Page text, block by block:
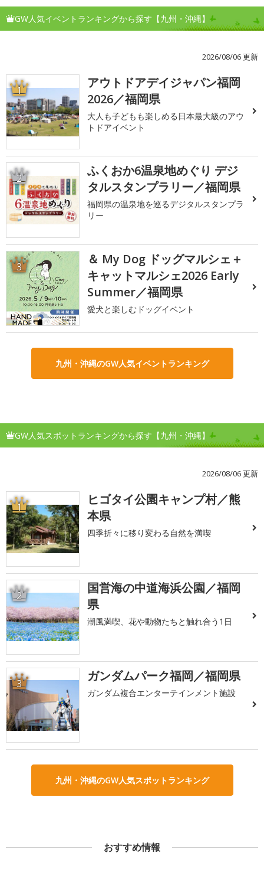
GW人気イベントランキングから探す【九州・沖縄】
2026/08/06 更新
1
アウトドアデイジャパン福岡
2026／福岡県
大人も子どもも楽しめる日本最大級のアウ
トドアイベント
2
ふくおか6温泉地めぐり デジ
タルスタンプラリー／福岡県
福岡県の温泉地を巡るデジタルスタンプラ
リー
3
＆ My Dog ドッグマルシェ＋
キャットマルシェ2026 Early
Summer／福岡県
愛犬と楽しむドッグイベント
九州・沖縄のGW人気イベントランキング
GW人気スポットランキングから探す【九州・沖縄】
2026/08/06 更新
1
ヒゴタイ公園キャンプ村／熊
本県
四季折々に移り変わる自然を満喫
2
国営海の中道海浜公園／福岡
県
潮風満喫、花や動物たちと触れ合う1日
3 ガンダムパーク福岡／福岡県
ガンダム複合エンターテインメント施設
九州・沖縄のGW人気スポットランキング
おすすめ情報